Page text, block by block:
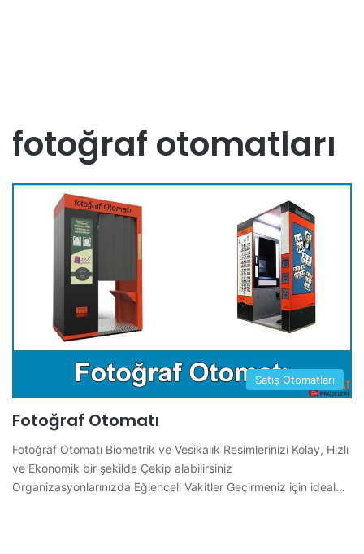
fotoğraf otomatları
Satış Otomatları
Fotoğraf Otomatı
Fotoğraf Otomatı Biometrik ve Vesikalık Resimlerinizi Kolay, Hızlı
ve Ekonomik bir şekilde Çekip alabilirsiniz
Organizasyonlarınızda Eğlenceli Vakitler Geçirmeniz için ideal…